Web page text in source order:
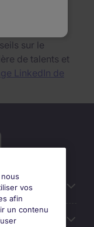
les derniers
sur le
de talents et
LinkedIn de
vos
afin
un contenu